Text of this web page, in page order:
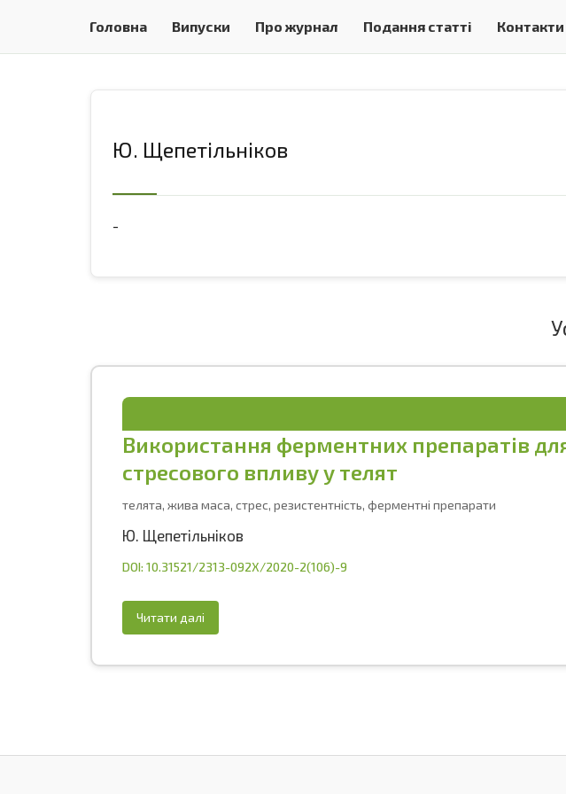
Головна Випуски Про журнал Подання статті Контакти
Ю. Щепетільніков
-
Використання ферментних препаратів
стресового впливу у телят
телята, жива маса, стрес, резистентність, ферментні препарати
Ю. Щепетільніков
DOI: 10.31521/2313-092X/2020-2(106)-9
Читати далі